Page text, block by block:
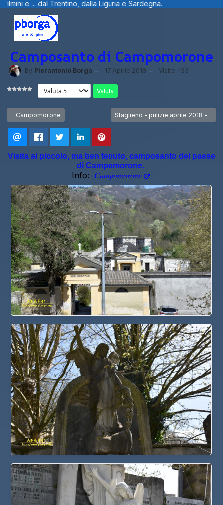
Trentino, dalla Liguria e Sardegna.
Camposanto di Campomorone
By Pierantonio Borga 17 Aprile 2018 Visite: 133
Valuta
Articolo precedente: Campomorone
Campomorone Articolo successivo: Staglieno -
Staglieno - pulizie aprile 2018 -
Visita al piccolo, ma ben tenuto, camposanto del paese
di Campomorone.
Info: Campomorone